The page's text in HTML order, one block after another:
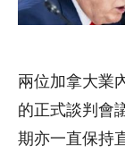
兩位加拿大業
的正式談判會
期亦一直保持